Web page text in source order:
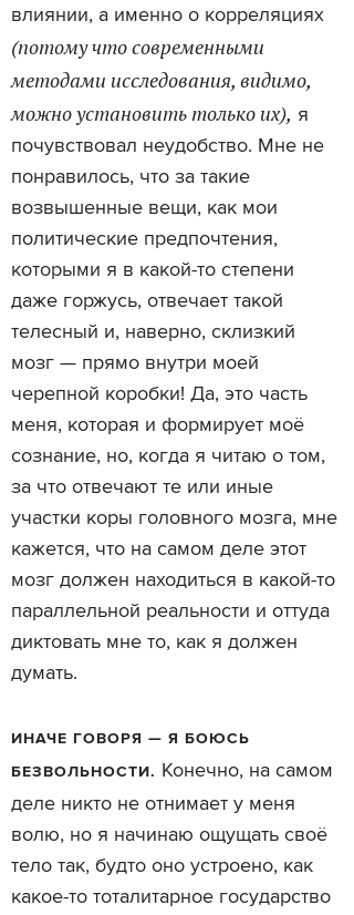
влиянии, а именно о корреляциях
(потому что современными
методами исследования, видимо,
можно установить только их), я
почувствовал неудобство. Мне не
понравилось, что за такие
возвышенные вещи, как мои
политические предпочтения,
которыми я в какой-то степени
даже горжусь, отвечает такой
телесный и, наверно, склизкий
мозг — прямо внутри моей
черепной коробки! Да, это часть
меня, которая и формирует моё
сознание, но, когда я читаю о том,
за что отвечают те или иные
участки коры головного мозга, мне
кажется, что на самом деле этот
мозг должен находиться в какой-то
параллельной реальности и оттуда
диктовать мне то, как я должен
думать.
ИНАЧЕ ГОВОРЯ — Я БОЮСЬ
БЕЗВОЛЬНОСТИ. Конечно, на самом
деле никто не отнимает у меня
волю, но я начинаю ощущать своё
тело так, будто оно устроено, как
какое-то тоталитарное государство